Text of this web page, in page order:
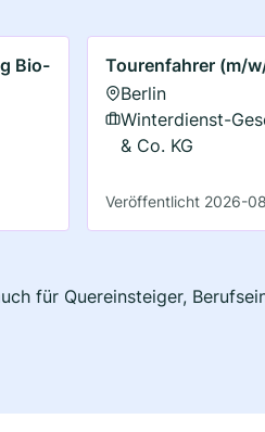
Bio-
Tourenfahrer (m/
Berlin
Winterdienst-
& Co. KG
Veröffentlicht 2026-
für Quereinsteiger,